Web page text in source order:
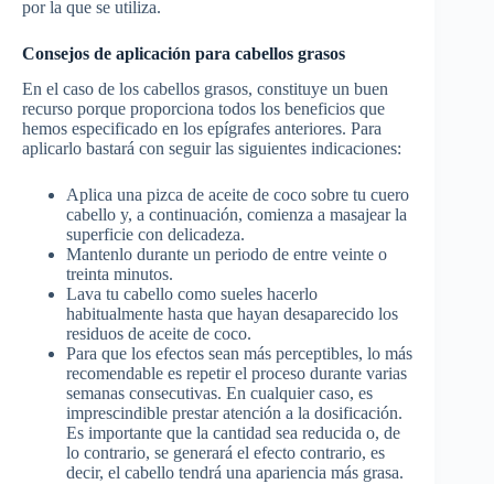
por la que se utiliza.
Consejos de aplicación para cabellos grasos
En el caso de los cabellos grasos, constituye un buen
recurso porque proporciona todos los beneficios que
hemos especificado en los epígrafes anteriores. Para
aplicarlo bastará con seguir las siguientes indicaciones:
Aplica una pizca de aceite de coco sobre tu cuero
cabello y, a continuación, comienza a masajear la
superficie con delicadeza.
Mantenlo durante un periodo de entre veinte o
treinta minutos.
Lava tu cabello como sueles hacerlo
habitualmente hasta que hayan desaparecido los
residuos de aceite de coco.
Para que los efectos sean más perceptibles, lo más
recomendable es repetir el proceso durante varias
semanas consecutivas. En cualquier caso, es
imprescindible prestar atención a la dosificación.
Es importante que la cantidad sea reducida o, de
lo contrario, se generará el efecto contrario, es
decir, el cabello tendrá una apariencia más grasa.